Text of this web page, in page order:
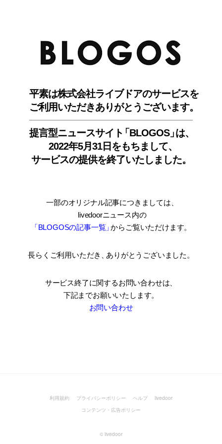
平素は株式会社ライブドアのサービスを
ご利用いただきありがとうございます。
提言型ニュースサイ ト「BLOGOS」は、
2022年5月31日をもちまして、
サービスの提供を終了いたしました。
一部のオリジナル記事につきましては
livedoorニュース内の
「BLOGOSの記事一覧」からご覧いただけます。
長らくご利用いただき ありがとうございました。
サービス終了に関するお問い合わせは、
下記までお願いいたします。
お問い合わせ
利用規約 プライバシーポリシー ヘルプ
livedoor
コンテンツ・広告ポリシー
© livedoor